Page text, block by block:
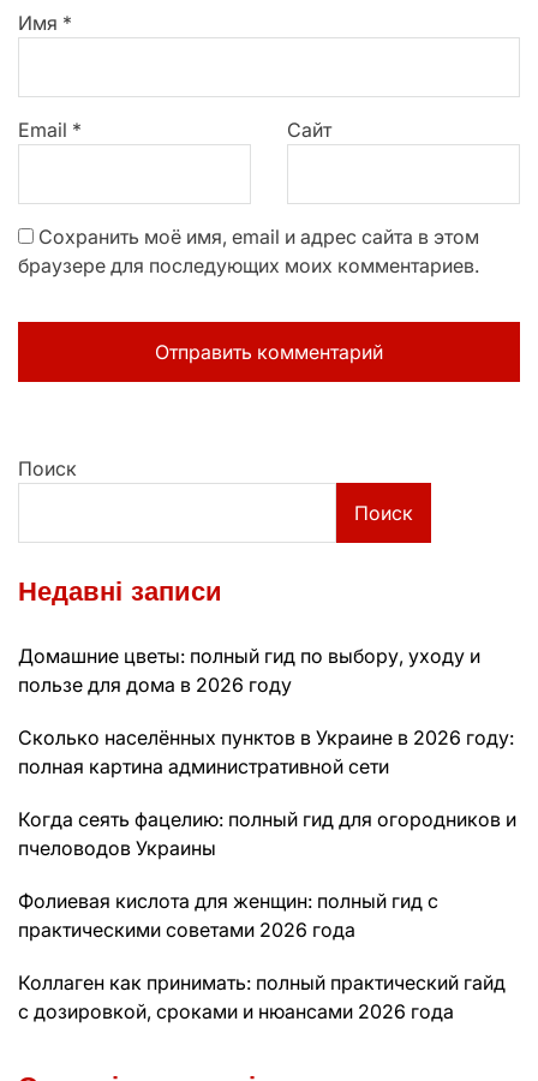
Имя *
Email * Сайт
Сохранить моё имя, email и адрес сайта в этом
браузере для последующих моих комментариев.
Поиск
Поиск
Недавні записи
Домашние цветы: полный гид по выбору, уходу и
пользе для дома в 2026 году
Сколько населённых пунктов в Украине в 2026 году:
полная картина административной сети
Когда сеять фацелию: полный гид для огородников и
пчеловодов Украины
Фолиевая кислота для женщин: полный гид с
практическими советами 2026 года
Коллаген как принимать: полный практический гайд
с дозировкой, сроками и нюансами 2026 года